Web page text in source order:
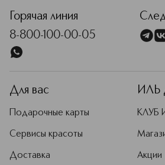
Горячая линия
8-800-100-00-05
Для вас
Подарочные карты
Сервисы красоты
Доставка
ИЛЬ
КЛУБ
Акции